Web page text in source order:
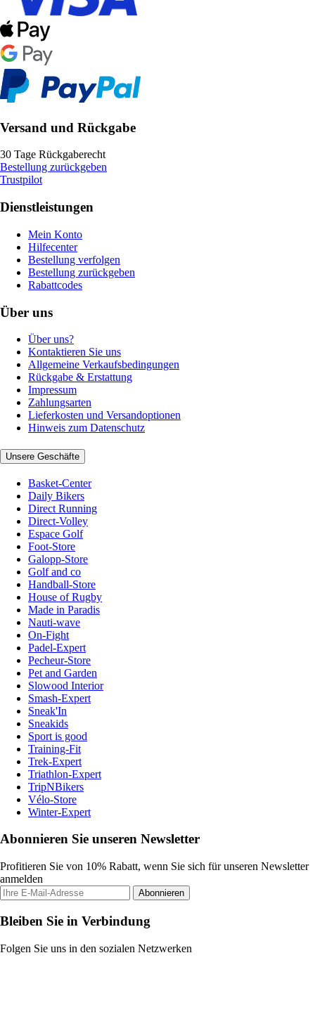
Versand und Rückgabe
30 Tage Rückgaberecht
Bestellung zurückgeben
Trustpilot
Dienstleistungen
Mein Konto
Hilfecenter
Bestellung verfolgen
Bestellung zurückgeben
Rabattcodes
Über uns
Über uns?
Kontaktieren Sie uns
Allgemeine Verkaufsbedingungen
Rückgabe & Erstattung
Impressum
Zahlungsarten
Lieferkosten und Versandoptionen
Hinweis zum Datenschutz
Unsere Geschäfte
Basket-Center
Daily Bikers
Direct Running
Direct-Volley
Espace Golf
Foot-Store
Galopp-Store
Golf and co
Handball-Store
House of Rugby
Made in Paradis
Nauti-wave
On-Fight
Padel-Expert
Pecheur-Store
Pet and Garden
Slowood Interior
Smash-Expert
Sneak'In
Sneakids
Sport is good
Training-Fit
Trek-Expert
Triathlon-Expert
TripNBikers
Vélo-Store
Winter-Expert
Abonnieren Sie unseren Newsletter
Profitieren Sie von 10% Rabatt, wenn Sie sich für unseren Newsletter
anmelden
Abonnieren
Bleiben Sie in Verbindung
Folgen Sie uns in den sozialen Netzwerken